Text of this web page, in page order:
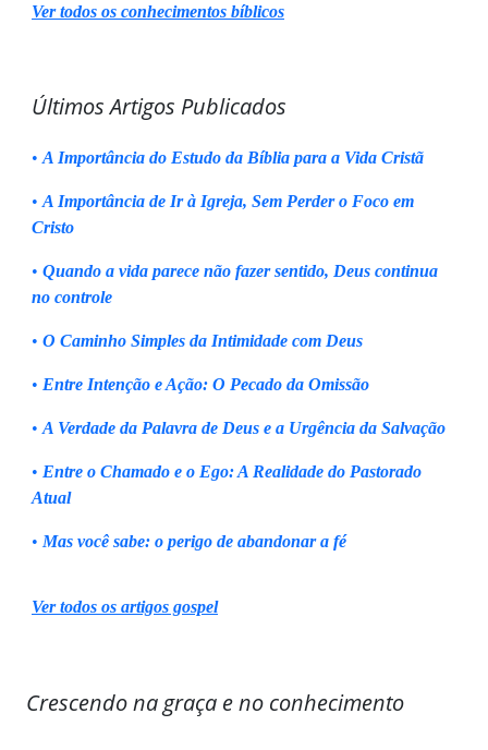
Ver todos os conhecimentos bíblicos
Últimos Artigos Publicados
• A Importância do Estudo da Bíblia para a Vida Cristã
• A Importância de Ir à Igreja, Sem Perder o Foco em
Cristo
• Quando a vida parece não fazer sentido, Deus continua
no controle
• O Caminho Simples da Intimidade com Deus
• Entre Intenção e Ação: O Pecado da Omissão
• A Verdade da Palavra de Deus e a Urgência da Salvação
• Entre o Chamado e o Ego: A Realidade do Pastorado
Atual
• Mas você sabe: o perigo de abandonar a fé
Ver todos os artigos gospel
Crescendo na graça e no conhecimento